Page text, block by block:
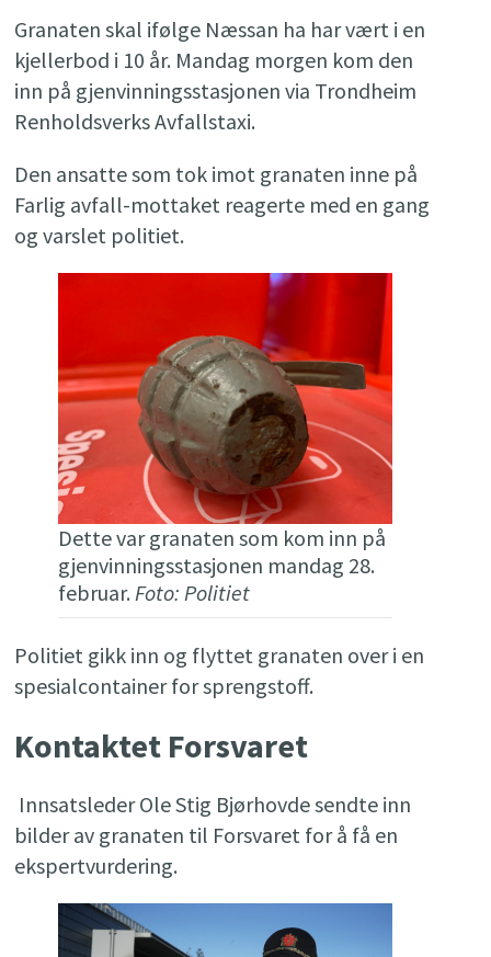
Granaten skal ifølge Næssan ha har vært i en
kjellerbod i 10 år. Mandag morgen kom den
inn på gjenvinningsstasjonen via Trondheim
Renholdsverks Avfallstaxi.
Den ansatte som tok imot granaten inne på
Farlig avfall-mottaket reagerte med en gang
og varslet politiet.
Dette var granaten som kom inn på
gjenvinningsstasjonen mandag 28.
februar. Foto: Politiet
Politiet gikk inn og flyttet granaten over i en
spesialcontainer for sprengstoff.
Kontaktet Forsvaret
Innsatsleder Ole Stig Bjørhovde sendte inn
bilder av granaten til Forsvaret for å få en
ekspertvurdering.